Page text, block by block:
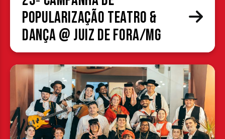
Popularização Teatro &
Dança @ Juiz de Fora/MG